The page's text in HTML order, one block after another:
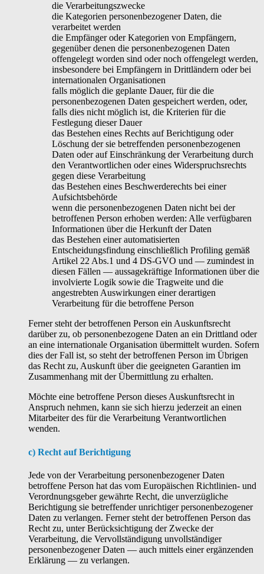
die Verarbeitungszwecke
die Kategorien personenbezogener Daten, die
verarbeitet werden
die Empfänger oder Kategorien von Empfängern,
gegenüber denen die personenbezogenen Daten
offengelegt worden sind oder noch offengelegt werden,
insbesondere bei Empfängern in Drittländern oder bei
internationalen Organisationen
falls möglich die geplante Dauer, für die die
personenbezogenen Daten gespeichert werden, oder,
falls dies nicht möglich ist, die Kriterien für die
Festlegung dieser Dauer
das Bestehen eines Rechts auf Berichtigung oder
Löschung der sie betreffenden personenbezogenen
Daten oder auf Einschränkung der Verarbeitung durch
den Verantwortlichen oder eines Widerspruchsrechts
gegen diese Verarbeitung
das Bestehen eines Beschwerderechts bei einer
Aufsichtsbehörde
wenn die personenbezogenen Daten nicht bei der
betroffenen Person erhoben werden: Alle verfügbaren
Informationen über die Herkunft der Daten
das Bestehen einer automatisierten
Entscheidungsfindung einschließlich Profiling gemäß
Artikel 22 Abs.1 und 4 DS-GVO und — zumindest in
diesen Fällen — aussagekräftige Informationen über die
involvierte Logik sowie die Tragweite und die
angestrebten Auswirkungen einer derartigen
Verarbeitung für die betroffene Person
Ferner steht der betroffenen Person ein Auskunftsrecht
darüber zu, ob personenbezogene Daten an ein Drittland oder
an eine internationale Organisation übermittelt wurden. Sofern
dies der Fall ist, so steht der betroffenen Person im Übrigen
das Recht zu, Auskunft über die geeigneten Garantien im
Zusammenhang mit der Übermittlung zu erhalten.
Möchte eine betroffene Person dieses Auskunftsrecht in
Anspruch nehmen, kann sie sich hierzu jederzeit an einen
Mitarbeiter des für die Verarbeitung Verantwortlichen
wenden.
c) Recht auf Berichtigung
Jede von der Verarbeitung personenbezogener Daten
betroffene Person hat das vom Europäischen Richtlinien- und
Verordnungsgeber gewährte Recht, die unverzügliche
Berichtigung sie betreffender unrichtiger personenbezogener
Daten zu verlangen. Ferner steht der betroffenen Person das
Recht zu, unter Berücksichtigung der Zwecke der
Verarbeitung, die Vervollständigung unvollständiger
personenbezogener Daten — auch mittels einer ergänzenden
Erklärung — zu verlangen.